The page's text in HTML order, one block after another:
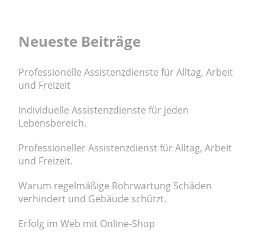
Neueste Beiträge
Professionelle Assistenzdienste für Alltag, Arbeit
und Freizeit
Individuelle Assistenzdienste für jeden
Lebensbereich.
Professioneller Assistenzdienst für Alltag, Arbeit
und Freizeit.
Warum regelmäßige Rohrwartung Schäden
verhindert und Gebäude schützt.
Erfolg im Web mit Online-Shop